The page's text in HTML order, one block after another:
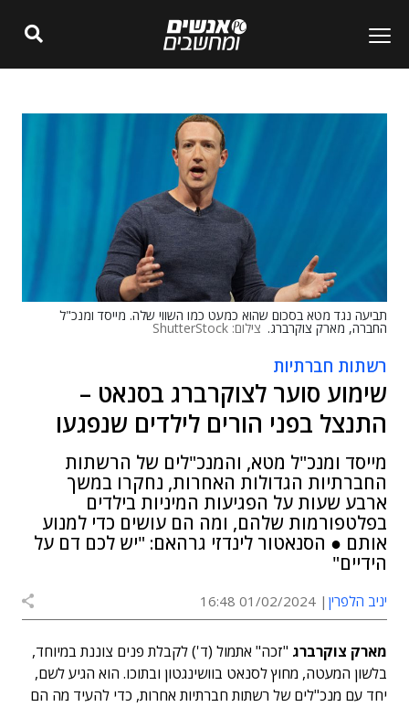
תביעה נגד מטא בסכום שהוא כמעט כמו השווי שלה. מייסד ומנכ"ל
החברה, מארק צוקרברג. צילום: ShutterStock
רשתות חברתיות
שימוע סוער לצוקרברג בסנאט –
התנצל בפני הורים לילדים שנפגעו
מייסד ומנכ"ל מטא, והמנכ"לים של הרשתות
החברתיות הגדולות האחרות, נחקרו במשך
ארבע שעות על הפגיעות המיניות בילדים
בפלטפורמות שלהם, ומה הם עושים כדי למנוע
אותם ● הסנאטור לינדזי גרהאם: "יש לכם דם על
הידיים"
יניב הלפרין 01/02/2024 16:48
מארק צוקרברג "זכה" אתמול (ד') לקבלת פנים צוננת במיוחד,
בלשון המעטה, מחוץ לסנאט בוושינגטון ובתוכו. הוא הגיע לשם,
יחד עם מנכ"לים של רשתות חברתיות אחרות, כדי להעיד מה הם